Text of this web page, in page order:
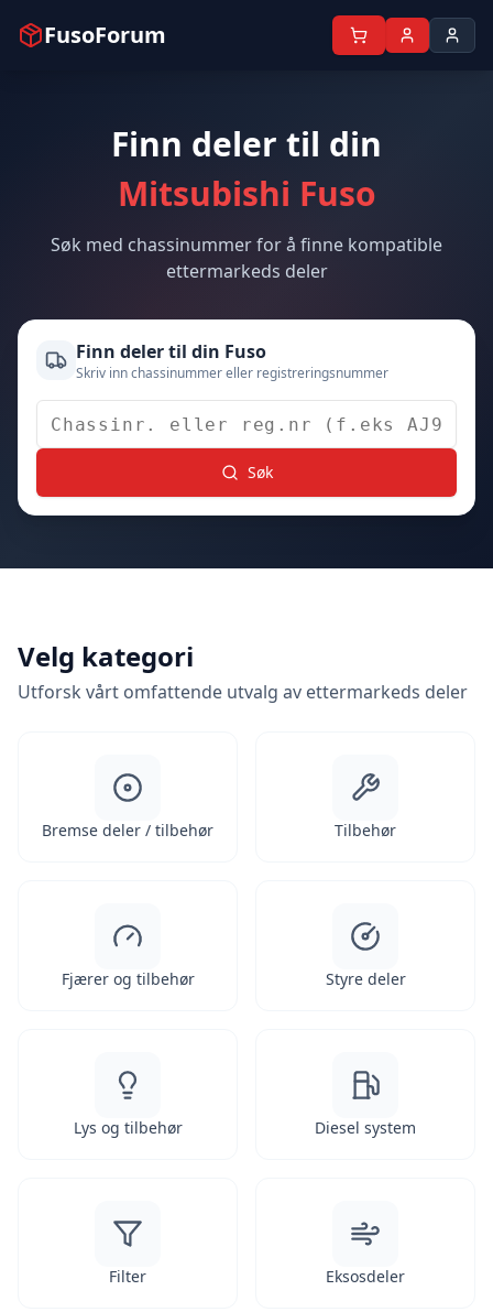
FusoForum
Finn deler til din
Mitsubishi Fuso
Søk med chassinummer for å finne kompatible
ettermarkeds deler
Finn deler til din Fuso
Skriv inn chassinummer eller registreringsnummer
Søk
Velg kategori
Utforsk vårt omfattende utvalg av ettermarkeds deler
Bremse deler / tilbehør Tilbehør
Fjærer og tilbehør Styre deler
Lys og tilbehør Diesel system
Filter Eksosdeler